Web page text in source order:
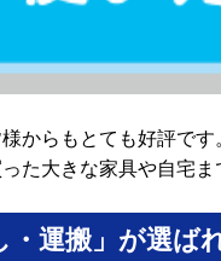
からもとても好評で
た大きな家具や自宅
運搬」が選ば